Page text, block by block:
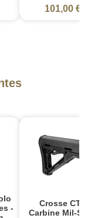
101,00 €
-
Crosse CTR
Carbine Mil-